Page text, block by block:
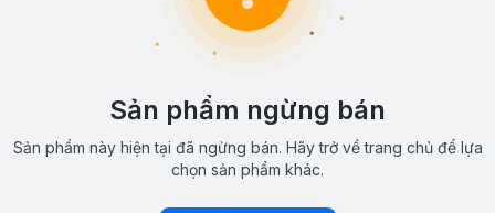
Sản phẩm ngừng bán
Sản phẩm này hiện tại đã ngừng bán. Hãy trở về trang chủ để lựa
chọn sản phẩm khác.